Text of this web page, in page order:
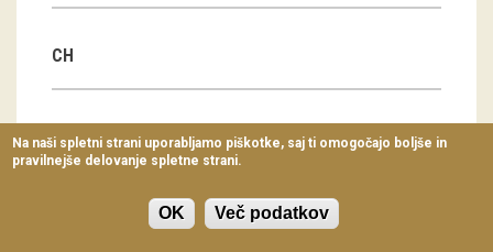
Predavanja
Delavnice
Vodeni ogledi
CH
CN
Na naši spletni strani uporabljamo piškotke, saj ti omogočajo boljše in
pravilnejše delovanje spletne strani.
OK Več podatkov